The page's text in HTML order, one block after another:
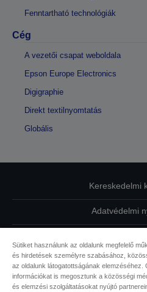
Fenntartható technológiák
Cég
A vezetői csapat weboldala
Epson Europe Electronics
Digigraphie
Direkt textilnyomtatás
Globális
Kereskedelmi
Adatvédelmi
Sütikkel
Sütiket használunk az oldalunk megfelelő
és hirdetések személyre szabásához,
az oldalunk látogatottságának elemzéséhez.
információkat is megosztunk a közösségi
és elemzési szolgáltatásokat nyújtó